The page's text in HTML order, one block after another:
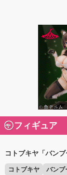
フィギュア
コトブキヤ「バン
コトブキヤ バンブ